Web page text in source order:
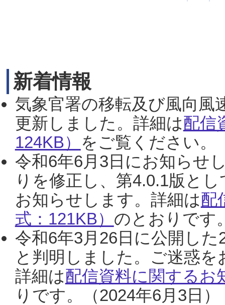
新着情報
気象官署の移転及び風向風
更新しました。詳細は配信
124KB） をご覧ください。
令和6年6月3日にお知らせ
りを修正し、第4.0.1版と
お知らせします。詳細は配
式：121KB） のとおりです
令和6年3月26日に公開し
と判明しました。ご迷惑
詳細は配信資料に関するお
りです。（2024年6月3日）